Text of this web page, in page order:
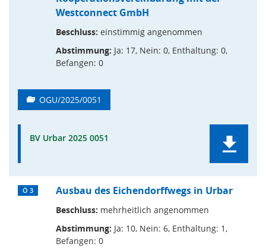
Westconnect GmbH
Beschluss: einstimmig angenommen
Abstimmung: Ja: 17, Nein: 0, Enthaltung: 0,
Befangen: 0
OGU/2025/0051
BV Urbar 2025 0051
Ö 3 Ausbau des Eichendorffwegs in Urbar
Beschluss: mehrheitlich angenommen
Abstimmung: Ja: 10, Nein: 6, Enthaltung: 1,
Befangen: 0